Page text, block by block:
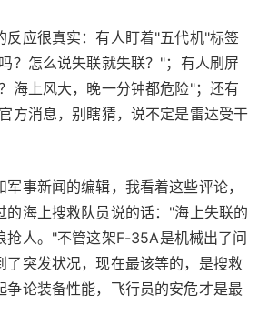
反应很真实：有人盯着"五代机"标签
？怎么说失联就失联？"；有人刷屏
海上风大，晚一分钟都危险"；还有
方消息，别瞎猜，说不定是雷达受干
事新闻的编辑，我看着这些评论，
的海上搜救队员说的话："海上失联的
抢人。"不管这架F-35A是机械出了问
了突发状况，现在最该等的，是搜救
论装备性能，飞行员的安危才是最